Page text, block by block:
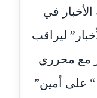
في
ليراقب
مع محرري
“ على أمين”